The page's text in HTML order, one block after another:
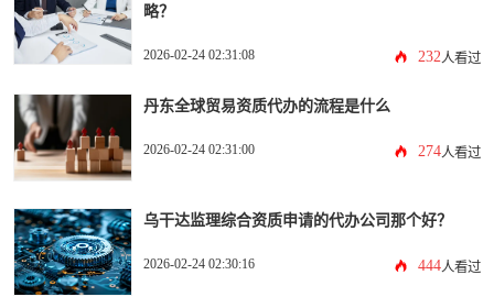
略？
2026-02-24 02:31:08 232 人看过
丹东全球贸易资质代办的流程是什么
2026-02-24 02:31:00 274人看过
乌干达监理综合资质申请的代办公司那个好？
2026-02-24 02:30:16 444人看过